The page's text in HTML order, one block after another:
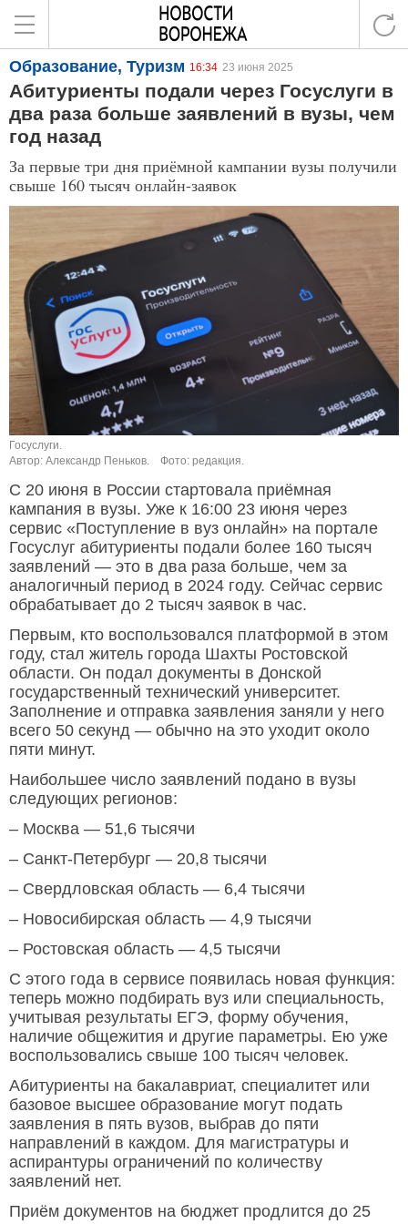
Образование, Туризм 16:34 23 июня 2025
Абитуриенты подали через Госуслуги в
два раза больше заявлений в вузы, чем
год назад
За первые три дня приёмной кампании вузы получили
свыше 160 тысяч онлайн-заявок
Госуслуги.
Автор: Александр Пеньков.
Фото: редакция.
С 20 июня в России стартовала приёмная
кампания в вузы. Уже к 16:00 23 июня через
сервис «Поступление в вуз онлайн» на портале
Госуслуг абитуриенты подали более 160 тысяч
заявлений — это в два раза больше, чем за
аналогичный период в 2024 году. Сейчас сервис
обрабатывает до 2 тысяч заявок в час.
Первым, кто воспользовался платформой в этом
году, стал житель города Шахты Ростовской
области. Он подал документы в Донской
государственный технический университет.
Заполнение и отправка заявления заняли у него
всего 50 секунд — обычно на это уходит около
пяти минут.
Наибольшее число заявлений подано в вузы
следующих регионов:
– Москва — 51,6 тысячи
– Санкт-Петербург — 20,8 тысячи
– Свердловская область — 6,4 тысячи
– Новосибирская область — 4,9 тысячи
– Ростовская область — 4,5 тысячи
С этого года в сервисе появилась новая функция:
теперь можно подбирать вуз или специальность,
учитывая результаты ЕГЭ, форму обучения,
наличие общежития и другие параметры. Ею уже
воспользовались свыше 100 тысяч человек.
Абитуриенты на бакалавриат, специалитет или
базовое высшее образование могут подать
заявления в пять вузов, выбрав до пяти
направлений в каждом. Для магистратуры и
аспирантуры ограничений по количеству
заявлений нет.
Приём документов на бюджет продлится до 25